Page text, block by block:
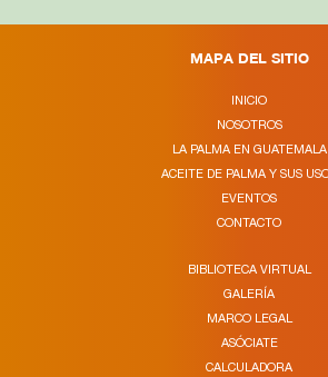
MAPA DEL SITIO
INICIO
NOSOTROS
LA PALMA EN GUATEMALA
ACEITE DE PALMA Y SUS
EVENTOS
CONTACTO
BIBLIOTECA VIRTUAL
GALERÍA
MARCO LEGAL
ASÓCIATE
CALCULADORA